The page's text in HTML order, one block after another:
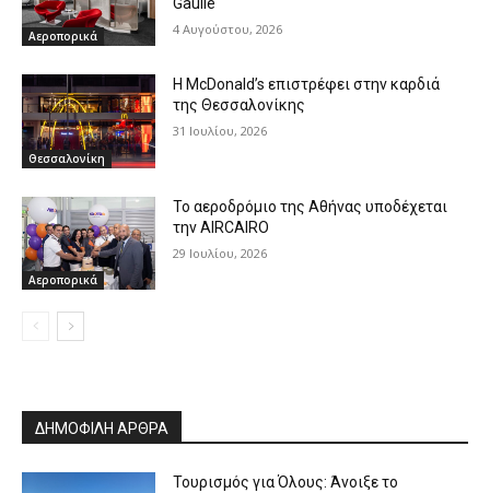
Αεροπορικά
Gaulle
4 Αυγούστου, 2026
Θεσσαλονίκη
Η McDonald’s επιστρέφει στην καρδιά
της Θεσσαλονίκης
31 Ιουλίου, 2026
Αεροπορικά
Το αεροδρόμιο της Αθήνας υποδέχεται
την AIRCAIRO
29 Ιουλίου, 2026
ΔΗΜΟΦΙΛΗ ΑΡΘΡΑ
Τουρισμός για Όλους: Άνοιξε το